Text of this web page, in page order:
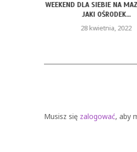
WEEKEND DLA SIEBIE NA
JAKI OŚRODEK...
28 kwietnia, 2022
Musisz się zalogować, aby